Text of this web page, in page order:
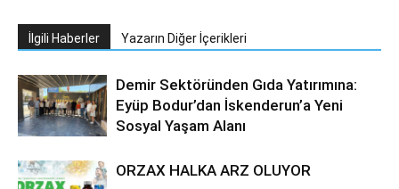
İlgili Haberler Yazarın Diğer İçerikleri
Demir Sektöründen Gıda Yatırımına:
Eyüp Bodur’dan İskenderun’a Yeni
Sosyal Yaşam Alanı
ORZAX HALKA ARZ OLUYOR